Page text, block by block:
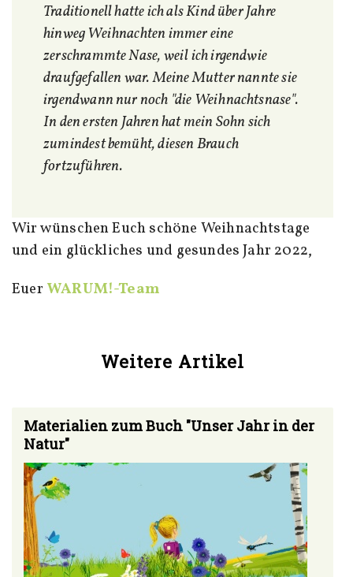
Traditionell hatte ich als Kind über Jahre
hinweg Weihnachten immer eine
zerschrammte Nase, weil ich irgendwie
draufgefallen war. Meine Mutter nannte sie
irgendwann nur noch "die Weihnachtsnase".
In den ersten Jahren hat mein Sohn sich
zumindest bemüht, diesen Brauch
fortzuführen.
Wir wünschen Euch schöne Weihnachtstage
und ein glückliches und gesundes Jahr 2022,
Euer WARUM!-Team
Weitere Artikel
Materialien zum Buch "Unser Jahr in der
Natur"